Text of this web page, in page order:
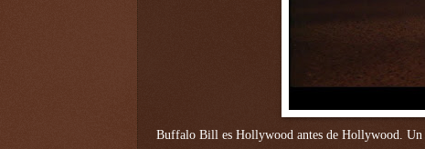
Buffalo Bill es Hollywood antes de Hollywood. Un